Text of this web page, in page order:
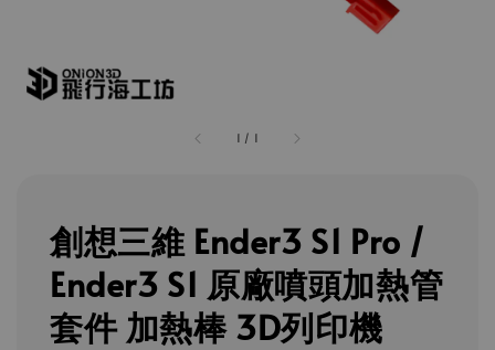
1 / 1
創想三維 Ender3 S1 Pro /
Ender3 S1 原廠噴頭加熱管
套件 加熱棒 3D列印機